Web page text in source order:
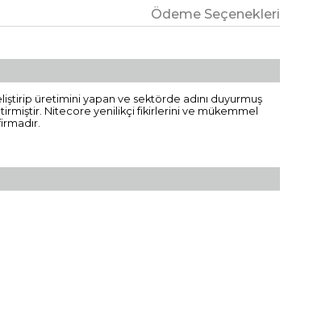
Ödeme Seçenekleri
üretimini yapan ve sektörde adını duyurmuş
Nitecore yenilikçi fikirlerini ve mükemmel